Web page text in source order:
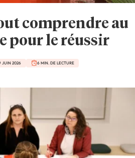
comprendre au
pour le réussir
JUIN 2026 6 MIN. DE LECTURE